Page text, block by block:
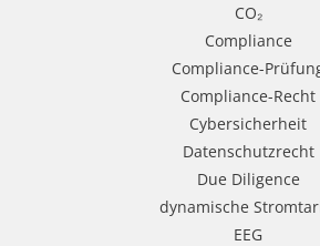
CO₂
Compliance
Compliance-
Compliance-Recht
Cybersicherheit
Datenschutzrecht
Due Diligence
dynamische
EEG